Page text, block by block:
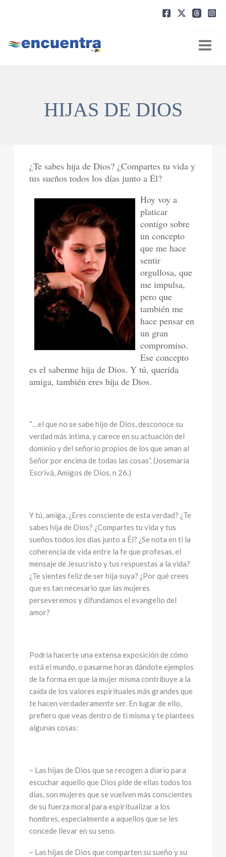
HIJAS DE DIOS
¿Te sabes hija de Dios? ¿Compartes tu vida y
tus sueños todos los días junto a Él?
Hoy voy a
platicar
contigo sobre
un concepto
que me hace
sentir
orgullosa, que
me impulsa,
pero que
también me
hace pensar en
un gran
compromiso.
Ese concepto
es el saberme hija de Dios. Y tú, querida
amiga, también eres hija de Dios.
“…el que no se sabe hijo de Dios, desconoce su
verdad más íntima, y carece en su actuación del
dominio y del señorío propios de los que aman al
Señor por encima de todas las cosas”. (Josemaría
Escrivá, Amigos de Dios, n 26.)
Y tú, amiga, ¿Eres consciente de esta verdad? ¿Te
sabes hija de Dios? ¿Compartes tu vida y tus
sueños todos los días junto a Él? ¿Se nota en ti la
coherencia de vida entre la fe que profesas, el
mensaje de Jesucristo y tus respuestas a la vida?
¿Te sientes feliz de ser hija suya? ¿Por qué crees
que es tan necesario que las mujeres
perseveremos y difundamos el evangelio del
amor?
Podría hacerte una extensa exposición de cómo
está el mundo, o pasarme horas dándote ejemplos
de la forma en que la mujer misma contribuye a la
caída de los valores espirituales más grandes que
te hacen verdaderamente ser. En lugar de ello,
prefiero que veas dentro de ti misma y te plantees
algunas cosas:
– Las hijas de Dios que se recogen a diario para
escuchar aquello que Dios pide de ellas todos los
días, son mujeres que se vuelven más conscientes
de su fuerza moral para espiritualizar a los
hombres, especialmente a aquellos que se les
concede llevar en su seno.
– Las hijas de Dios que comparten su sueño y su